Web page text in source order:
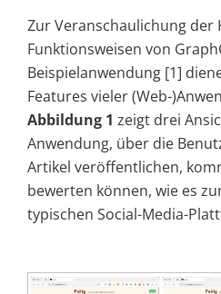
Zur Veranschaulichung der
Funktionsweisen von
Beispielanwendung [1]
Features vieler (Web-
Abbildung 1 zeigt drei
Anwendung, über die
Artikel veröffentlichen,
bewerten können, wie es
typischen Social-Media-